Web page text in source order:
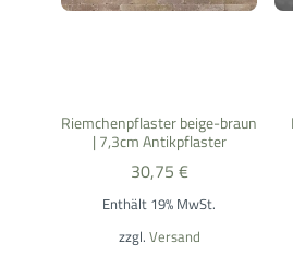
Riemchenpflaster beige-braun
| 7,3cm Antikpflaster
30,75 €
Enthält 19% MwSt.
zzgl. Versand